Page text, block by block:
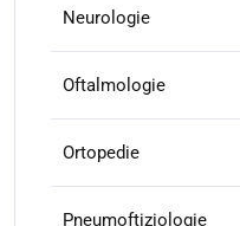
Neurologie
Oftalmologie
Ortopedie
Pneumoftiziologie